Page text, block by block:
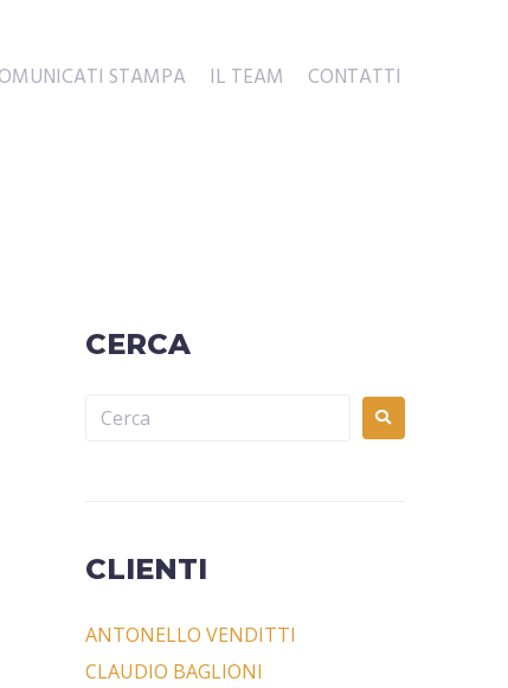
STAMPA IL TEAM CONTATTI
CERCA
CLIENTI
ANTONELLO VENDITTI
CLAUDIO BAGLIONI